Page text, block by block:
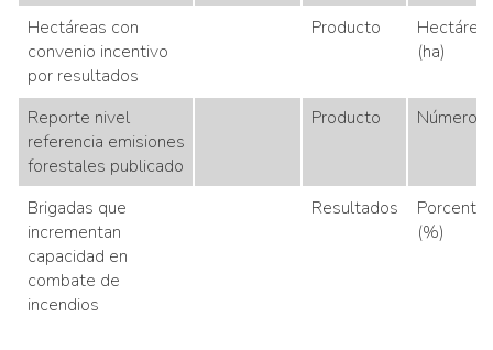
Hectáreas con
convenio incentivo
por resultados
Producto
(ha)
Reporte nivel
referencia emisiones
forestales publicado
Producto Número
Brigadas que
incrementan
capacidad en
combate de
incendios
Resultados
(%)